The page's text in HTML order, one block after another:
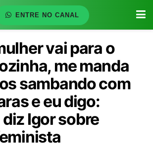
ENTRE NO CANAL
vai para o
me manda
sambando com
e eu digo:
diz Igor sobre